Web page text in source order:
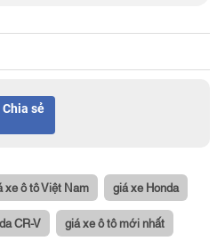
Chia sẻ
xe ô tô Việt Nam giá xe Honda
CR-V giá xe ô tô mới nhất